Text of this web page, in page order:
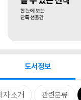
도서정보
자 소개 관련분류